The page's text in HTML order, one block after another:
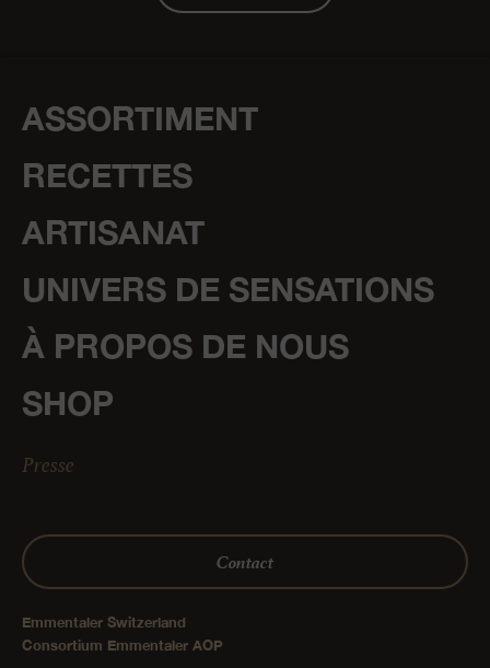
ASSORTIMENT
RECETTES
ARTISANAT
UNIVERS DE SENSATIONS
À PROPOS DE NOUS
SHOP
Presse
Contact
Emmentaler Switzerland
Consortium Emmentaler AOP